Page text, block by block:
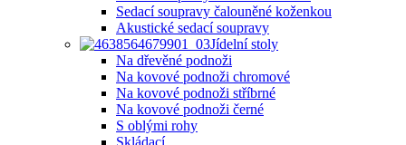
Sedací soupravy čalouněné koženkou
Akustické sedací soupravy
Jídelní stoly
Na dřevěné podnoži
Na kovové podnoži chromové
Na kovové podnoži stříbrné
Na kovové podnoži černé
S oblými rohy
Skládací